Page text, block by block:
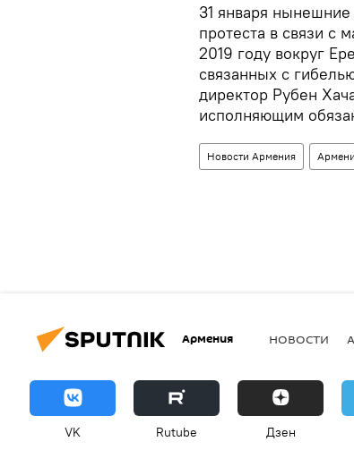
31 января
протеста в связи
2019 году вокруг
связанных с
директор Рубен
исполняющим
Новости Армения
Армения НОВОСТИ
VK Rutube Дзен